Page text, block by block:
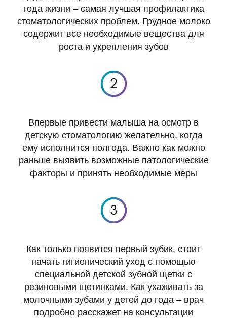
года жизни – самая лучшая профилактика
стоматологических проблем. Грудное молоко
содержит все необходимые вещества для
роста и укрепления зубов
Впервые привести малыша на осмотр в
детскую стоматологию желательно, когда
ему исполнится полгода. Важно как можно
раньше выявить возможные патологические
факторы и принять необходимые меры
Как только появится первый зубик, стоит
начать гигиенический уход с помощью
специальной детской зубной щетки с
резиновыми щетинками. Как ухаживать за
молочными зубами у детей до года – врач
подробно расскажет на консультации